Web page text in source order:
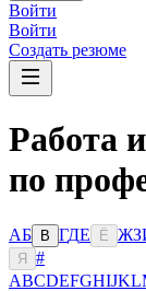
Войти
Войти
Создать резюме
Работа
по
АБ В ГДЕ Ё ЖЗ
Я
#
ABCDEFGHIJKL